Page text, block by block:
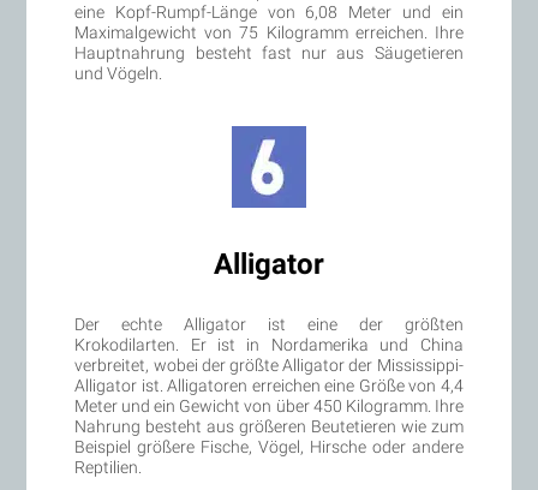
eine Kopf-Rumpf-Länge von 6,08 Meter und ein
Maximalgewicht von 75 Kilogramm erreichen. Ihre
Hauptnahrung besteht fast nur aus Säugetieren
und Vögeln.
Alligator
Der echte Alligator ist eine der größten
Krokodilarten. Er ist in Nordamerika und China
verbreitet, wobei der größte Alligator der Mississippi-
Alligator ist. Alligatoren erreichen eine Größe von 4,4
Meter und ein Gewicht von über 450 Kilogramm. Ihre
Nahrung besteht aus größeren Beutetieren wie zum
Beispiel größere Fische, Vögel, Hirsche oder andere
Reptilien.